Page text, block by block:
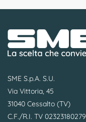
SME S.p.A. S.U.
Via Vittoria, 45
31040 Cessalto (TV)
C.F./R.I. TV 02323180279